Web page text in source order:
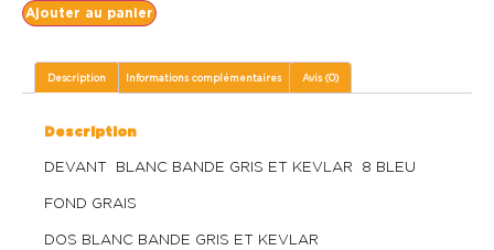
Ajouter au panier
Description Informations complémentaires Avis (0)
Description
DEVANT BLANC BANDE GRIS ET KEVLAR 8 BLEU
FOND GRAIS
DOS BLANC BANDE GRIS ET KEVLAR